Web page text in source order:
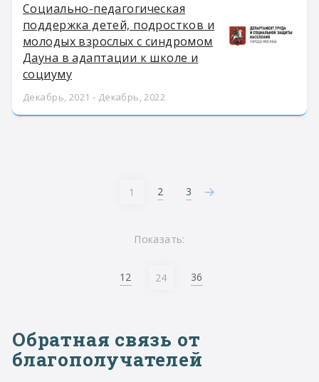
Социально-педагогическая
поддержка детей, подростков и
молодых взрослых с синдромом
Дауна в адаптации к школе и
социуму
Декабрь, 2021 - Декабрь, 2022
Показать:
12 24 36
1 2 3
Обратная связь от
благополучателей